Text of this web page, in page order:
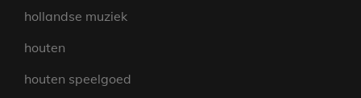
hollandse muziek
houten
houten speelgoed